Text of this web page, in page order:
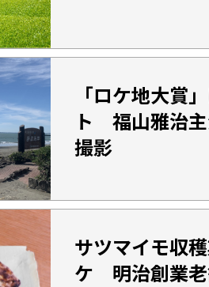
「ロケ地大賞
ト 福山雅治主
撮影
サツマイモ収
ケ 明治創業老